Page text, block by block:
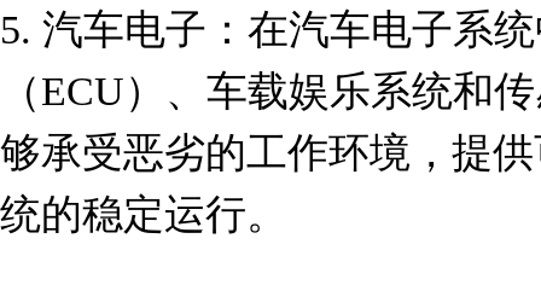
5. 汽车电子：在汽车电子系
（ECU）、车载娱乐系统和
够承受恶劣的工作环境，提
统的稳定运行。